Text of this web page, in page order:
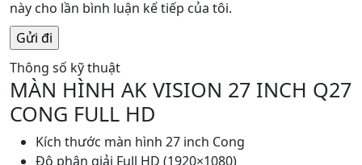
này cho lần bình luận kế tiếp của tôi.
Thông số kỹ thuật
MÀN HÌNH AK VISION 27 INCH Q27
CONG FULL HD
Kích thước màn hình 27 inch Cong
Độ phân giải Full HD (1920×1080)